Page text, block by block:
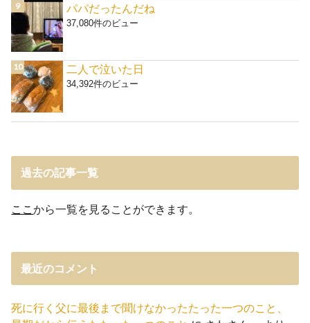
パパだったんだね
37,080件のビュー
二人で泣いた日
34,392件のビュー
過去の記事一覧
ここから一覧を見ることができます。
最近のコメント
死に行く父に最後まで聞けなかったたった一つのこと、